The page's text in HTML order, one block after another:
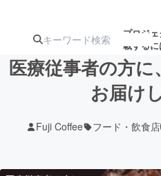
プロジ
載する
ジェクト
ターン
注目の新着プ
ジェクト
医療従事者の方
お届け
Fuji Coffee フード・飲食店